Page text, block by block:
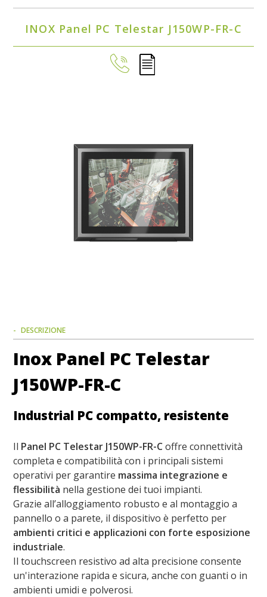
INOX Panel PC Telestar J150WP-FR-C
DESCRIZIONE
Inox Panel PC Telestar
J150WP-FR-C
Industrial PC compatto, resistente
Il Panel PC Telestar J150WP-FR-C offre connettività
completa e compatibilità con i principali sistemi
operativi per garantire massima integrazione e
flessibilità nella gestione dei tuoi impianti.
Grazie all’alloggiamento robusto e al montaggio a
pannello o a parete, il dispositivo è perfetto per
ambienti critici e applicazioni con forte esposizione
industriale.
Il touchscreen resistivo ad alta precisione consente
un'interazione rapida e sicura, anche con guanti o in
ambienti umidi e polverosi.